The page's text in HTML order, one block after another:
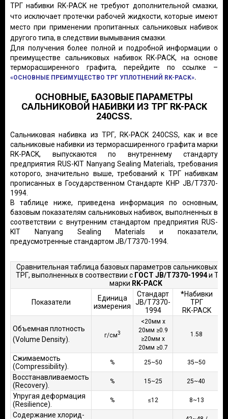
ТРГ набивки RK-PACK не требуют дополнительной смазки,
что исключает протечки рабочей жидкости, которые имеют
место при применении пропитанных сальниковых набивок
другого типа, в следствии вымывания смазки.
Для получения более полной и подробной информации о
преимуществе сальниковых набивок RK-PACK, на основе
терморасширенного графита, перейдите по ссылке –
«ОСНОВНЫЕ ПРЕИМУЩЕСТВО ТРГ УПЛОТНЕНИЙ RK-PACK».
ОСНОВНЫЕ, БАЗОВЫЕ ПАРАМЕТРЫ
САЛЬНИКОВОЙ НАБИВКИ ИЗ ТРГ RK-PACK
240CSS.
Сальниковая набивка из ТРГ, RK-PACK 240CSS, как и все
сальниковые набивки из терморасширенного графита марки
RK-PACK, выпускаются по внутреннему стандарту
предприятия RUS-KIT Nanyang Sealing Materials, требования
которого, значительно выше, требований к ТРГ набивкам
прописанных в Государственном Стандарте КНР JB/T7370-
1994.
В таблице ниже, приведена информация по основным,
базовым показателям сальниковых набивок, выполненных в
соответствии с внутренним стандартом предприятия RUS-
KIT Nanyang Sealing Materials и показатели,
предусмотренные стандартом JB/T7370-1994.
Сравнительная таблица базовых параметров сальниковых
ТРГ, выполненных в соотвествии сГОСТ JB/T7370-1994и
марки RK-PACK
Показатели
Единица
измерения
Стандарт
JB/T7370-
1994
*Набивки
ТРГ
RK-PACK
Объемная плотность
(Volume Density).
г/см3
<20мм х
20мм ≥0.9
≥20мм х
20мм ≥0.7
1.58
Сжимаемость
(Compressibility).
% 25~50 35~50
Восстанавливаемость
(Recovery).
% 15~25 25~40
Упругая деформация
(Resilience).
% ≤12 8~13
Содержание хлорид-